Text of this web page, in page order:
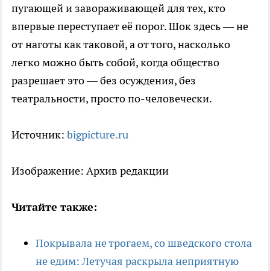
пугающей и завораживающей для тех, кто
впервые переступает её порог. Шок здесь — не
от наготы как таковой, а от того, насколько
легко можно быть собой, когда общество
разрешает это — без осуждения, без
театральности, просто по-человечески.
Источник: bigpicture.ru
Изображение: Архив редакции
Читайте также:
Покрывала не трогаем, со шведского стола
не едим: Летучая раскрыла неприятную